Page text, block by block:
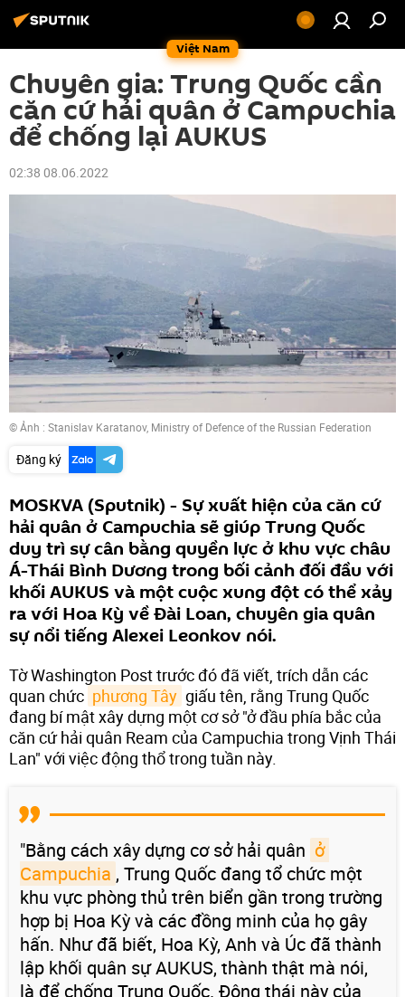
Việt Nam
Chuyên gia: Trung Quốc cần
căn cứ hải quân ở Campuchia
để chống lại AUKUS
02:38 08.06.2022
© Ảnh : Stanislav Karatanov, Ministry of Defence of the Russian Federation
Đăng ký
MOSKVA (Sputnik) - Sự xuất hiện của căn cứ
hải quân ở Campuchia sẽ giúp Trung Quốc
duy trì sự cân bằng quyền lực ở khu vực châu
Á-Thái Bình Dương trong bối cảnh đối đầu với
khối AUKUS và một cuộc xung đột có thể xảy
ra với Hoa Kỳ về Đài Loan, chuyên gia quân
sự nổi tiếng Alexei Leonkov nói.
Tờ Washington Post trước đó đã viết, trích dẫn các
quan chức phương Tây giấu tên, rằng Trung Quốc
đang bí mật xây dựng một cơ sở "ở đầu phía bắc của
căn cứ hải quân Ream của Campuchia trong Vịnh Thái
Lan" với việc động thổ trong tuần này.
"Bằng cách xây dựng cơ sở hải quân ở
Campuchia , Trung Quốc đang tổ chức một
khu vực phòng thủ trên biển gần trong trường
hợp bị Hoa Kỳ và các đồng minh của họ gây
hấn. Như đã biết, Hoa Kỳ, Anh và Úc đã thành
lập khối quân sự AUKUS, thành thật mà nói,
là để chống Trung Quốc. Động thái này của